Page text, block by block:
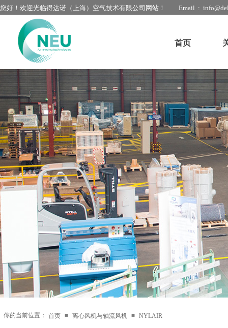
你的当前位置： 首页 ≡ 离心风机与轴流风机 ≡ NYLAIR
Email :
首页
您好！欢迎光临得达诺（上海）空气技术有限公司网站！